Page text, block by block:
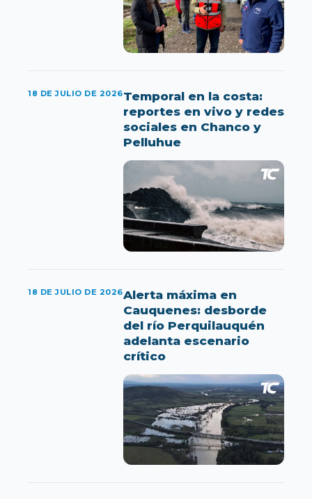
18 DE JULIO DE 2026Temporal en la costa:
reportes en vivo y redes
sociales en Chanco y
Pelluhue
18 DE JULIO DE 2026Alerta máxima en
Cauquenes: desborde
del río Perquilauquén
adelanta escenario
crítico